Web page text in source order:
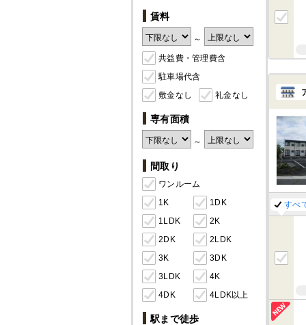
賃料
～
共益費・管理費含
駐車場代含
敷金なし
礼金なし
専有面積
～
間取り
ワンルーム
1K
1DK
1LDK
2K
2DK
2LDK
3K
3DK
3LDK
4K
4DK
4LDK以上
駅まで徒歩
すべ